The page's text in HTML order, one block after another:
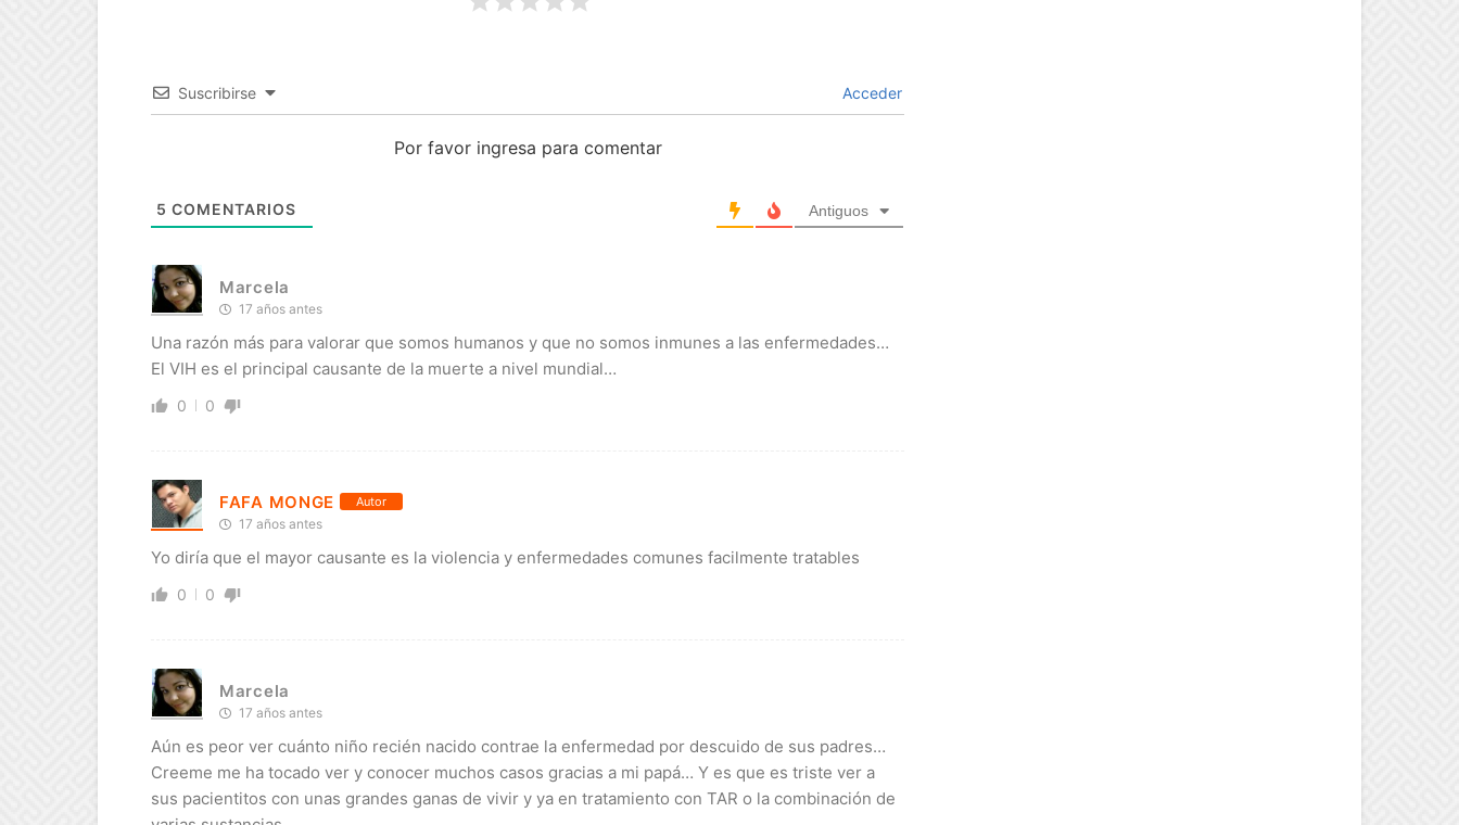
Suscribirse Acceder
Por favor ingresa para comentar
5 COMENTARIOS Antiguos
Marcela
17 años antes
Una razón más para valorar que somos humanos y que no somos inmunes a las enfermedades…
El VIH es el principal causante de la muerte a nivel mundial…
0 0
FAFA MONGE Autor
17 años antes
Yo diría que el mayor causante es la violencia y enfermedades comunes facilmente tratables
0 0
Marcela
17 años antes
Aún es peor ver cuánto niño recién nacido contrae la enfermedad por descuido de sus padres…
Creeme me ha tocado ver y conocer muchos casos gracias a mi papá… Y es que es triste ver a
sus pacientitos con unas grandes ganas de vivir y ya en tratamiento con TAR o la combinación de